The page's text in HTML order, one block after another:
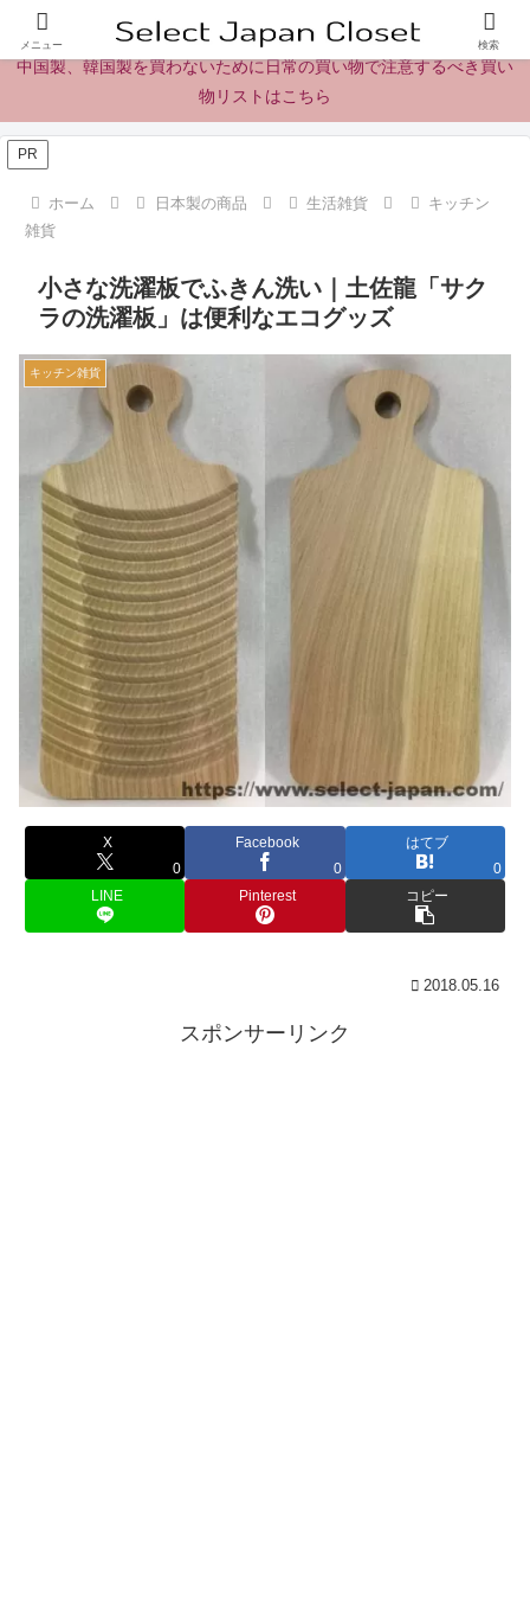
日本製の商品、製品、食品レビューとニュース
中国製、韓国製を買わないために日常の買い物で注意するべき買い
物リストはこちら
PR
ホーム 日本製の商品 生活雑貨
キッチン
雑貨
小さな洗濯板でふきん洗い｜土佐龍「サク
ラの洗濯板」は便利なエコグッズ
キッチン雑貨
X
0
Facebook
0
はてブ
0
LINE
Pinterest コピー
2018.05.16
スポンサーリンク
メニュー 検索